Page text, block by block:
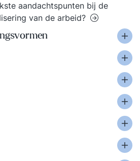
aandachtspunten bij de
van de arbeid?